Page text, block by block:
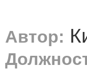
Автор: